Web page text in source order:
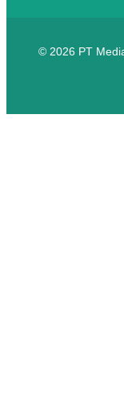
© 2026 PT